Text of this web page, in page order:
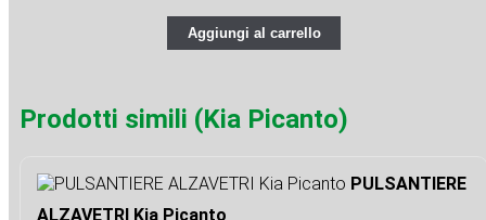
Aggiungi al carrello
Prodotti simili (Kia Picanto)
PULSANTIERE
ALZAVETRI Kia Picanto